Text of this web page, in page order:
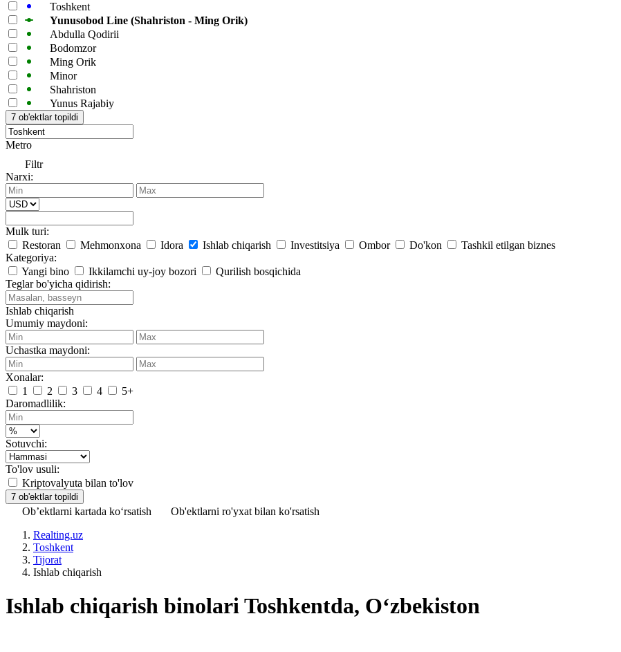
Toshkent
Yunusobod Line (Shahriston - Ming Orik)
Abdulla Qodirii
Bodomzor
Ming Orik
Minor
Shahriston
Yunus Rajabiy
Metro
Filtr
Narxi:
Mulk turi:
Restoran
Mehmonxona Idora Ishlab chiqarish Investitsiya Ombor Do'kon
Tashkil etilgan biznes
Kategoriya:
Yangi bino
Ikkilamchi uy-joy bozori
Qurilish bosqichida
Teglar bo'yicha qidirish:
Ishlab chiqarish
Umumiy maydoni:
Uchastka maydoni:
Xonalar:
1
2 3 4
5+
Daromadlilik:
Sotuvchi:
To'lov usuli:
Kriptovalyuta bilan to'lov
Ob’ektlarni kartada ko‘rsatish
Ob'ektlarni ro'yxat bilan ko'rsatish
Realting.uz
Toshkent
Tijorat
Ishlab chiqarish
Ishlab chiqarish binolari Toshkentda, Oʻzbekiston